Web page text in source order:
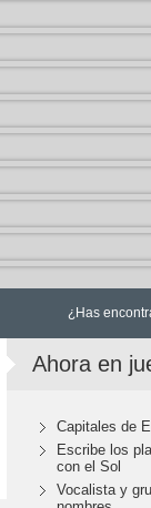
¿Has
Ahora en
Capitales de
Escribe los
con el Sol
Vocalista y